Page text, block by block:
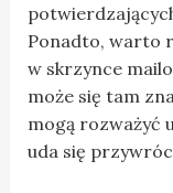
Ponadto, warto
w skrzynce
może się tam
mogą rozważyć
uda się